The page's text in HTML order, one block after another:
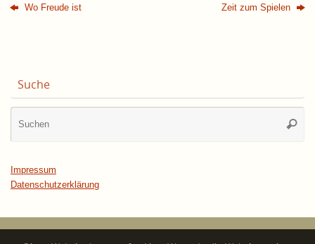
Wo Freude ist Zeit zum Spielen
Suche
Impressum
Datenschutzerklärung